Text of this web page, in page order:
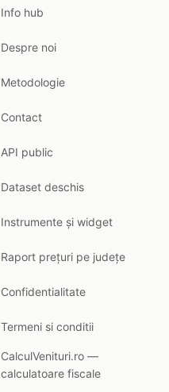
Info hub
Despre noi
Metodologie
Contact
API public
Dataset deschis
Instrumente și widget
Raport prețuri pe județe
Confidentialitate
Termeni si conditii
CalculVenituri.ro —
calculatoare fiscale